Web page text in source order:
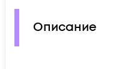
Описание